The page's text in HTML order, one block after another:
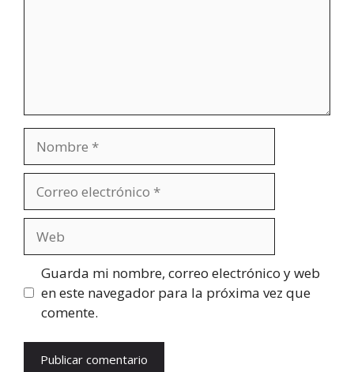
electrónico
Guarda mi nombre, correo electrónico y web
en este navegador para la próxima vez que
comente.